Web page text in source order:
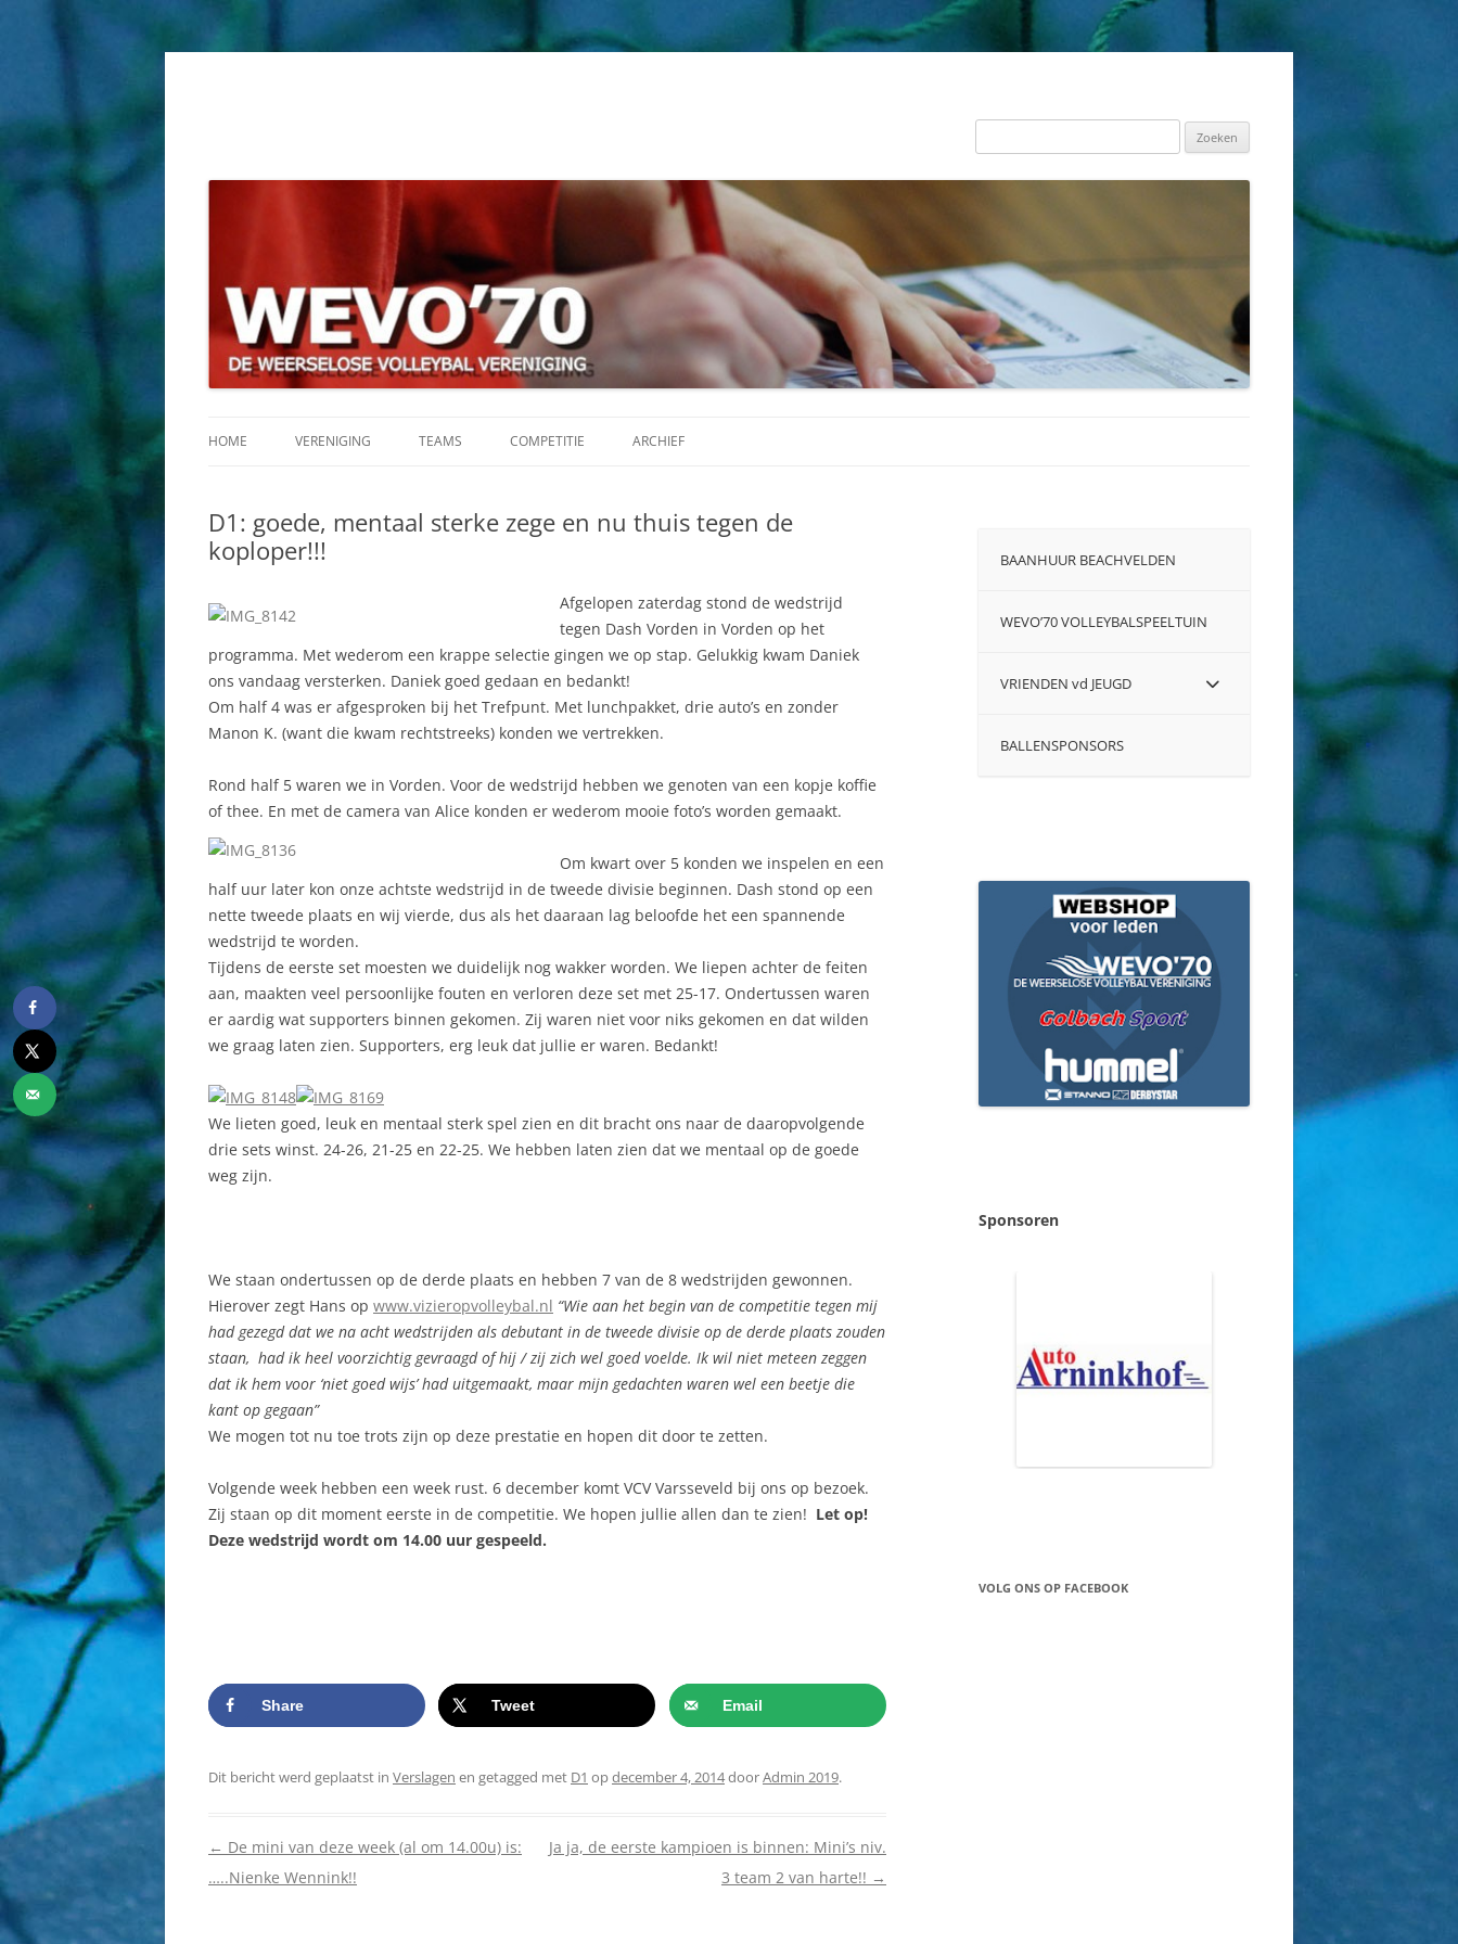
Zoeken
HOME VERENIGING
COMMISSIES
HISTORIE
WEBSITE
TEAMS
DAMES 2
DAMES 4
DAMES 5
DAMES 6
HEREN HEREN 1
MEISJES B2
MEISJES B3
MEISJES C1
RECREANTEN RECREANTEN
COMPETITIE ARCHIEF
D1: goede, mentaal sterke zege en nu thuis tegen de
koploper!!!
Afgelopen zaterdag stond de wedstrijd
tegen Dash Vorden in Vorden op het
programma. Met wederom een krappe selectie gingen we op stap. Gelukkig kwam Daniek
ons vandaag versterken. Daniek goed gedaan en bedankt!
Om half 4 was er afgesproken bij het Trefpunt. Met lunchpakket, drie auto’s en zonder
Manon K. (want die kwam rechtstreeks) konden we vertrekken.
Rond half 5 waren we in Vorden. Voor de wedstrijd hebben we genoten van een kopje koffie
of thee. En met de camera van Alice konden er wederom mooie foto’s worden gemaakt.
Om kwart over 5 konden we inspelen en een
half uur later kon onze achtste wedstrijd in de tweede divisie beginnen. Dash stond op een
nette tweede plaats en wij vierde, dus als het daaraan lag beloofde het een spannende
wedstrijd te worden.
Tijdens de eerste set moesten we duidelijk nog wakker worden. We liepen achter de feiten
aan, maakten veel persoonlijke fouten en verloren deze set met 25-17. Ondertussen waren
er aardig wat supporters binnen gekomen. Zij waren niet voor niks gekomen en dat wilden
we graag laten zien. Supporters, erg leuk dat jullie er waren. Bedankt!
We lieten goed, leuk en mentaal sterk spel zien en dit bracht ons naar de daaropvolgende
drie sets winst. 24-26, 21-25 en 22-25. We hebben laten zien dat we mentaal op de goede
weg zijn.
We staan ondertussen op de derde plaats en hebben 7 van de 8 wedstrijden gewonnen.
Hierover zegt Hans op www.vizieropvolleybal.nl “Wie aan het begin van de competitie tegen mij
had gezegd dat we na acht wedstrijden als debutant in de tweede divisie op de derde plaats zouden
staan, had ik heel voorzichtig gevraagd of hij / zij zich wel goed voelde. Ik wil niet meteen zeggen
dat ik hem voor ‘niet goed wijs’ had uitgemaakt, maar mijn gedachten waren wel een beetje die
kant op gegaan”
We mogen tot nu toe trots zijn op deze prestatie en hopen dit door te zetten.
Volgende week hebben een week rust. 6 december komt VCV Varsseveld bij ons op bezoek.
Zij staan op dit moment eerste in de competitie. We hopen jullie allen dan te zien! Let op!
Deze wedstrijd wordt om 14.00 uur gespeeld.
Share Tweet Email
Dit bericht werd geplaatst in Verslagen en getagged met D1 opdecember 4, 2014doorAdmin 2019.
Berichtnavigatie
← De mini van deze week (al om 14.00u) is:
…..Nienke Wennink!!
Ja ja, de eerste kampioen is binnen: Mini’s niv.
3 team 2 van harte!! →
BAANHUUR BEACHVELDEN
WEVO’70 VOLLEYBALSPEELTUIN
VRIENDEN vd JEUGD
BALLENSPONSORS
Sponsoren
VOLG ONS OP FACEBOOK